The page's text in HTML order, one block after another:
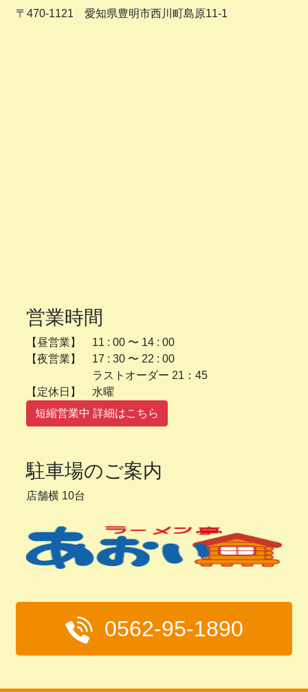
〒470-1121 愛知県豊明市西川町島原11-1
営業時間
【昼営業】 11 : 00 〜 14 : 00
【夜営業】 17 : 30 〜 22 : 00
ラストオーダー 21：45
【定休日】 水曜
短縮営業中 詳細はこちら
駐車場のご案内
店舗横 10台
0562-95-1890